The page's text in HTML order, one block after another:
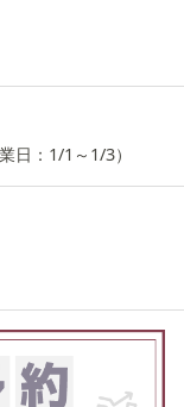
日：1/1～1/3）